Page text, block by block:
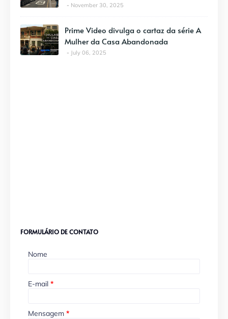
November 30, 2025
Prime Video divulga o cartaz da série A
Mulher da Casa Abandonada
July 06, 2025
FORMULÁRIO DE CONTATO
Nome
E-mail *
Mensagem *